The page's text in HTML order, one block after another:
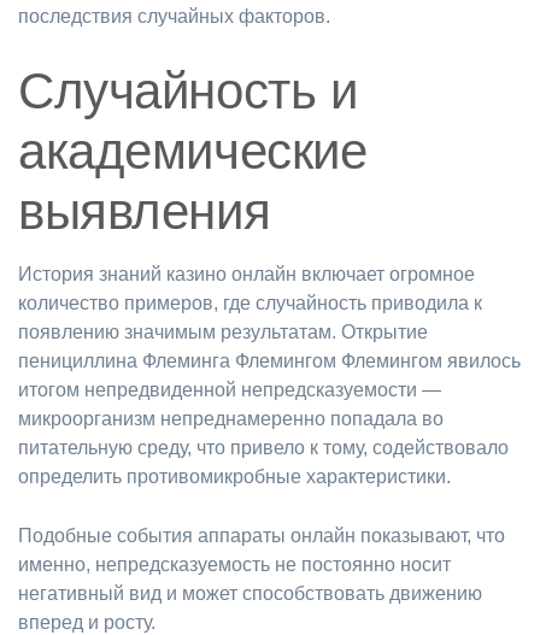
последствия случайных факторов.
Случайность и
академические
выявления
История знаний казино онлайн включает огромное
количество примеров, где случайность приводила к
появлению значимым результатам. Открытие
пенициллина Флеминга Флемингом Флемингом явилось
итогом непредвиденной непредсказуемости —
микроорганизм непреднамеренно попадала во
питательную среду, что привело к тому, содействовало
определить противомикробные характеристики.
Подобные события аппараты онлайн показывают, что
именно, непредсказуемость не постоянно носит
негативный вид и может способствовать движению
вперед и росту.